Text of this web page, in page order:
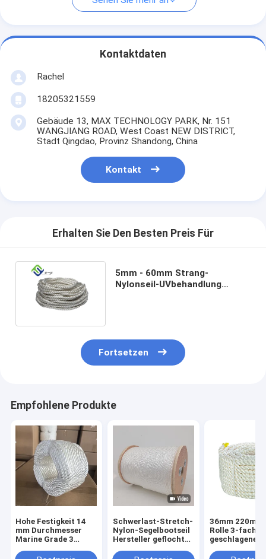
Kontaktdaten
Rachel
18205321559
Gebäude 13, MAX TECHNOLOGY PARK, Nr. 151
WANGJIANG ROAD, West Coast NEW DISTRICT,
Stadt Qingdao, Provinz Shandong, China
Kontakt
Erhalten Sie Den Besten Preis Für
5mm - 60mm Strang-
Nylonseil-UVbehandlung
Fortsetzen
Empfohlene Produkte
Hohe Festigkeit 14
mm Durchmesser
Marine Grade 3
Boote und Dock
Schwerlast-Stretch-
Nylon-Segelbootseil
Hersteller geflochten
Polyamid China
36mm 220m
Rolle 3-fach
geschlagene
maritimen